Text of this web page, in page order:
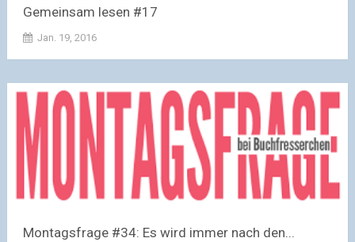
Gemeinsam lesen #17
Jan. 19, 2016
Montagsfrage #34: Es wird immer nach den...